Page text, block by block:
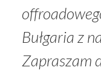
Bułgaria z
Zapraszam